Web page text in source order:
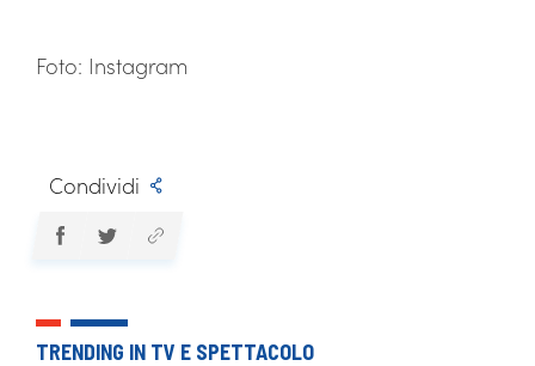
Foto: Instagram
Condividi
TRENDING IN TV E SPETTACOLO